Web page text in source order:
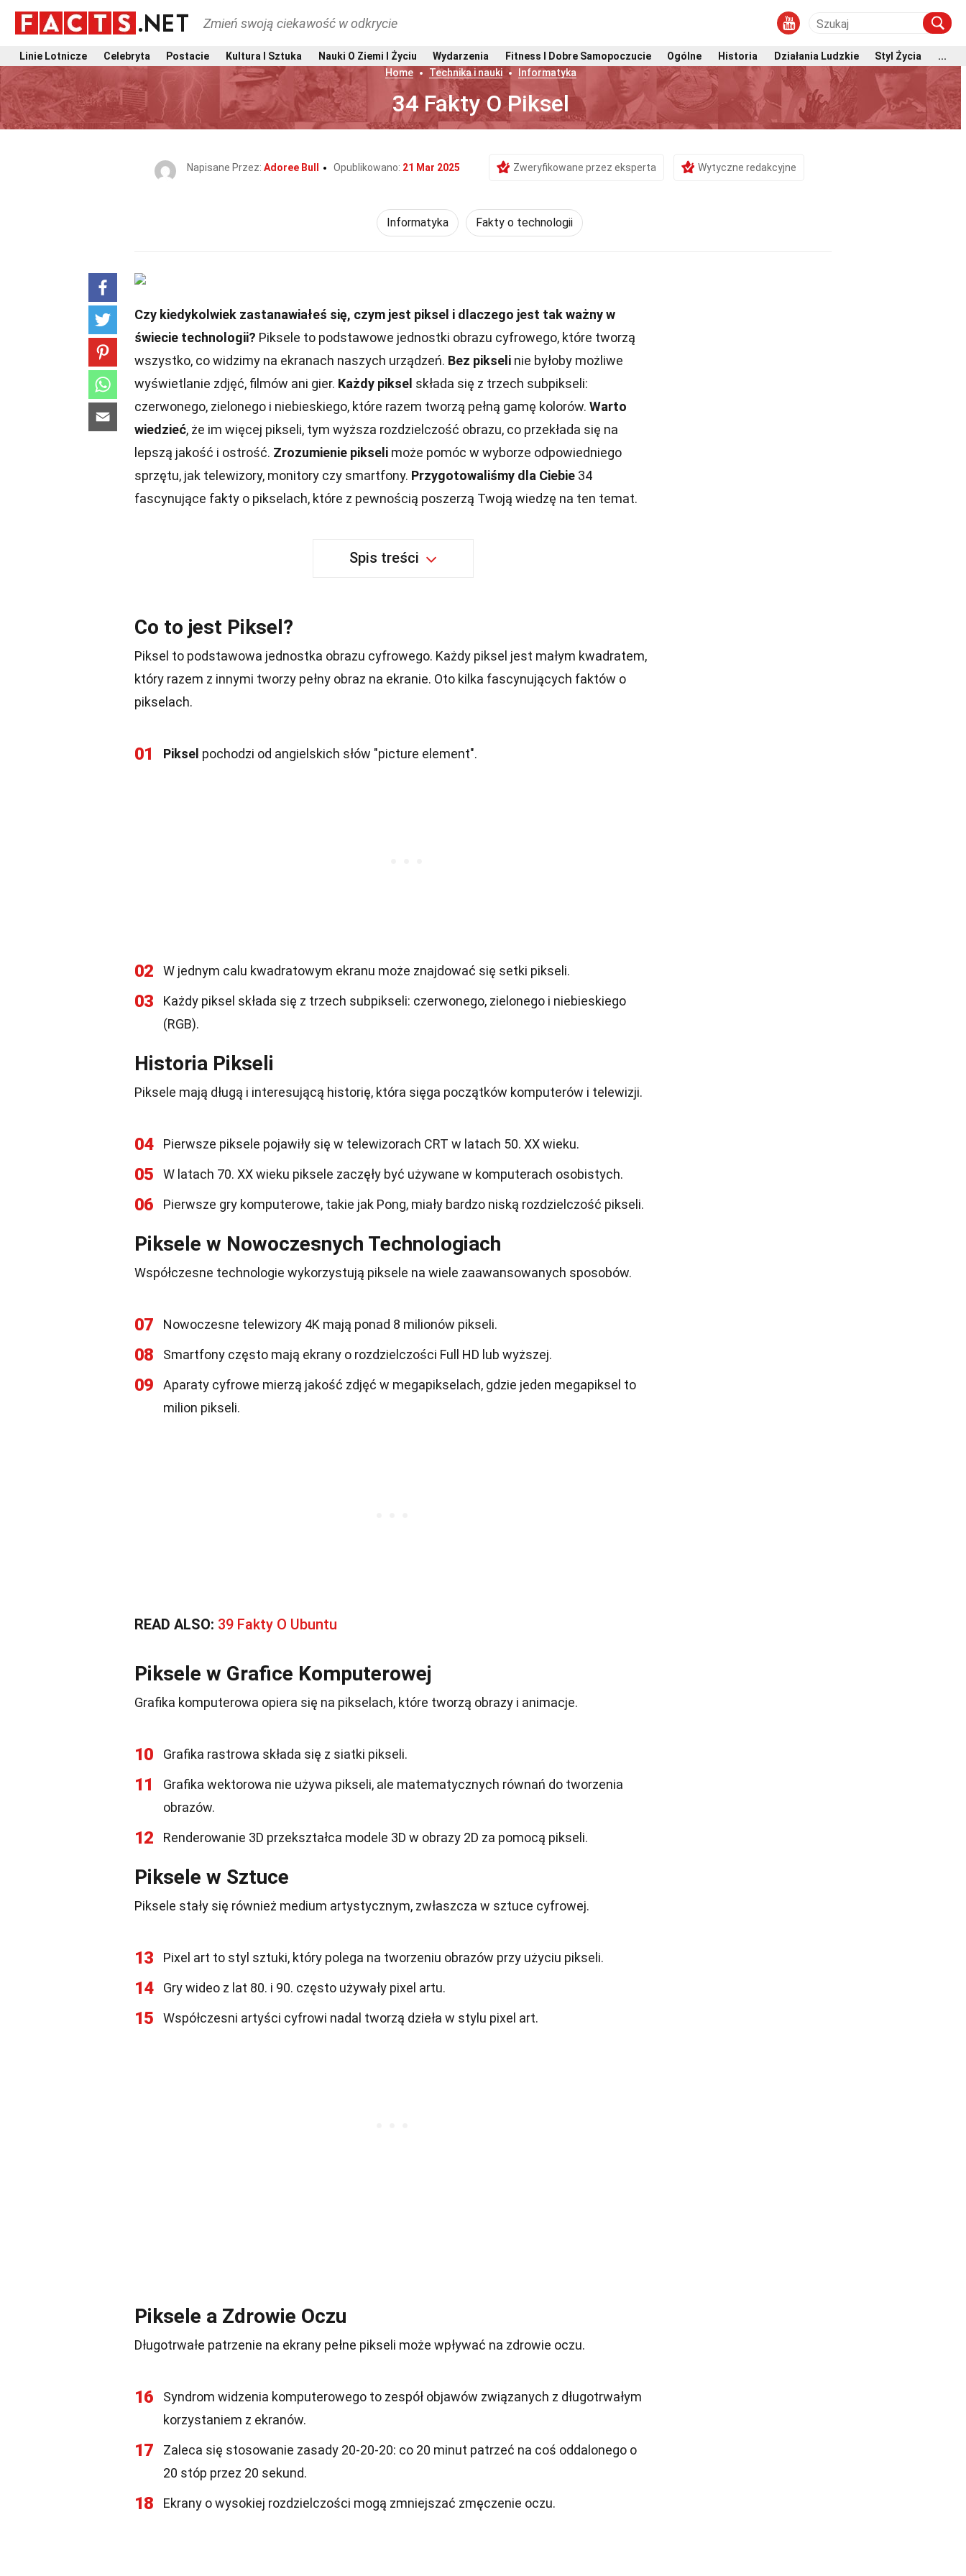
Zmień swoją ciekawość w odkrycie
Linie Lotnicze Celebryta Postacie Kultura I Sztuka Nauki O Ziemi I Życiu Wydarzenia Fitness I Dobre Samopoczucie Ogólne Historia Działania Ludzkie Styl Życia
...
Home
Technika i nauki Informatyka
34 Fakty O Piksel
Napisane Przez: Adoree Bull Opublikowano: 21 Mar 2025 Zweryfikowane przez eksperta Wytyczne redakcyjne
Informatyka Fakty o technologii
Czy kiedykolwiek zastanawiałeś się, czym jest piksel i dlaczego jest tak ważny w
świecie technologii? Piksele to podstawowe jednostki obrazu cyfrowego, które tworzą
wszystko, co widzimy na ekranach naszych urządzeń. Bez pikseli nie byłoby możliwe
wyświetlanie zdjęć, filmów ani gier. Każdy piksel składa się z trzech subpikseli:
czerwonego, zielonego i niebieskiego, które razem tworzą pełną gamę kolorów. Warto
wiedzieć, że im więcej pikseli, tym wyższa rozdzielczość obrazu, co przekłada się na
lepszą jakość i ostrość. Zrozumienie pikseli może pomóc w wyborze odpowiedniego
sprzętu, jak telewizory, monitory czy smartfony. Przygotowaliśmy dla Ciebie 34
fascynujące fakty o pikselach, które z pewnością poszerzą Twoją wiedzę na ten temat.
Spis treści
Co to jest Piksel?
Piksel to podstawowa jednostka obrazu cyfrowego. Każdy piksel jest małym kwadratem,
który razem z innymi tworzy pełny obraz na ekranie. Oto kilka fascynujących faktów o
pikselach.
01 Piksel pochodzi od angielskich słów "picture element".
02 W jednym calu kwadratowym ekranu może znajdować się setki pikseli.
03
Każdy piksel składa się z trzech subpikseli: czerwonego, zielonego i niebieskiego
(RGB).
Historia Pikseli
Piksele mają długą i interesującą historię, która sięga początków komputerów i telewizji.
04 Pierwsze piksele pojawiły się w telewizorach CRT w latach 50. XX wieku.
05 W latach 70. XX wieku piksele zaczęły być używane w komputerach osobistych.
06 Pierwsze gry komputerowe, takie jak Pong, miały bardzo niską rozdzielczość pikseli.
Piksele w Nowoczesnych Technologiach
Współczesne technologie wykorzystują piksele na wiele zaawansowanych sposobów.
07 Nowoczesne telewizory 4K mają ponad 8 milionów pikseli.
08 Smartfony często mają ekrany o rozdzielczości Full HD lub wyższej.
09
Aparaty cyfrowe mierzą jakość zdjęć w megapikselach, gdzie jeden megapiksel to
milion pikseli.
READ ALSO: 39 Fakty O Ubuntu
Piksele w Grafice Komputerowej
Grafika komputerowa opiera się na pikselach, które tworzą obrazy i animacje.
10 Grafika rastrowa składa się z siatki pikseli.
11
Grafika wektorowa nie używa pikseli, ale matematycznych równań do tworzenia
obrazów.
12 Renderowanie 3D przekształca modele 3D w obrazy 2D za pomocą pikseli.
Piksele w Sztuce
Piksele stały się również medium artystycznym, zwłaszcza w sztuce cyfrowej.
13 Pixel art to styl sztuki, który polega na tworzeniu obrazów przy użyciu pikseli.
14 Gry wideo z lat 80. i 90. często używały pixel artu.
15 Współczesni artyści cyfrowi nadal tworzą dzieła w stylu pixel art.
Piksele a Zdrowie Oczu
Długotrwałe patrzenie na ekrany pełne pikseli może wpływać na zdrowie oczu.
16
Syndrom widzenia komputerowego to zespół objawów związanych z długotrwałym
korzystaniem z ekranów.
17
Zaleca się stosowanie zasady 20-20-20: co 20 minut patrzeć na coś oddalonego o
20 stóp przez 20 sekund.
18 Ekrany o wysokiej rozdzielczości mogą zmniejszać zmęczenie oczu.